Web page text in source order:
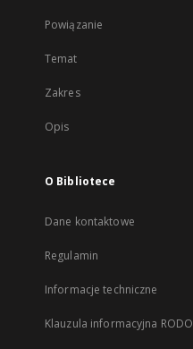
Powiązanie
Temat
Zakres
Opis
O Bibliotece
Dane kontaktowe
Regulamin
Informacje techniczne
Klauzula informacyjna RODO